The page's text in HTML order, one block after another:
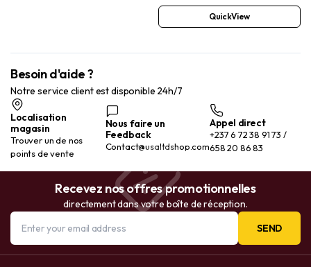
QuickView
Besoin d'aide ?
Notre service client est disponible 24h/7
Localisation
magasin
Trouver un de nos
points de vente
Nous faire un
Feedback
Contact@usaltdshop.com
Appel direct
+237 6 72 38 91 73 /
658 20 86 83
Recevez nos offres promotionnelles
directement dans votre boîte de réception.
SEND